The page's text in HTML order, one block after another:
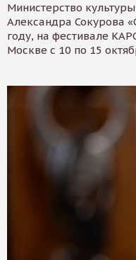
Министерство
Александра Сокурова
году, на фестивале
Москве с 10 по 15